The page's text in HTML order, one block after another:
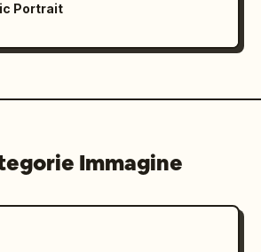
Portrait
Immagine